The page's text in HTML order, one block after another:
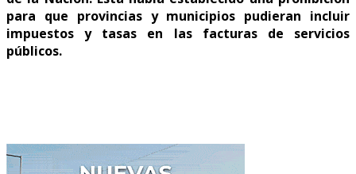
para que provincias y municipios pudieran incluir
impuestos y tasas en las facturas de servicios
públicos.